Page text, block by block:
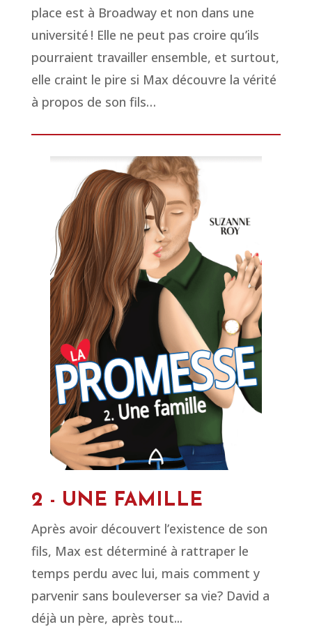
place est à Broadway et non dans une
université ! Elle ne peut pas croire qu’ils
pourraient travailler ensemble, et surtout,
elle craint le pire si Max découvre la vérité
à propos de son fils…
2 - UNE FAMILLE
Après avoir découvert l’existence de son
fils, Max est déterminé à rattraper le
temps perdu avec lui, mais comment y
parvenir sans bouleverser sa vie? David a
déjà un père, après tout...